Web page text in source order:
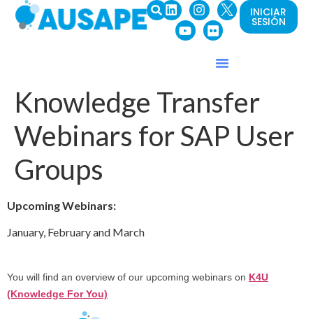
INICIAR
SESIÓN
Knowledge Transfer
Webinars for SAP User
Groups
Upcoming Webinars:
January, February and March
You will find an overview of our upcoming webinars on K4U
(Knowledge For You)